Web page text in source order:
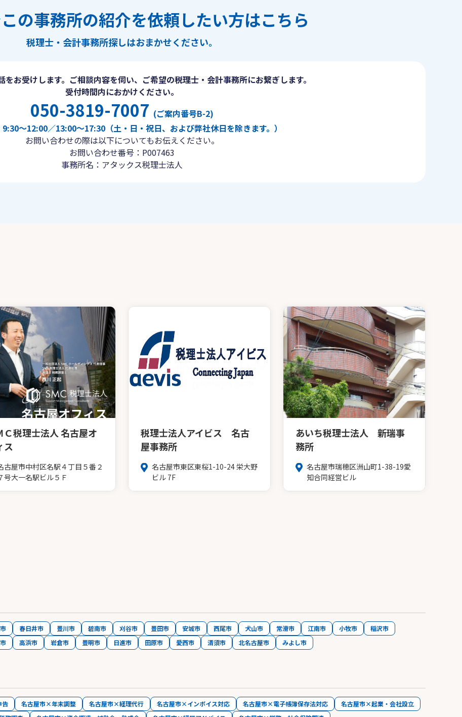
の事務所の紹介を依頼したい方はこちら
税理士・会計事務所探しはおまかせください。
をお受けします。ご相談内容を伺い、ご希望の税理士・会計事務所にお繋ぎします。
受付時間内におかけください。
050-3819-7007 (ご案内番号B-2)
〜12:00／13:00〜17:30（土・日・祝日、および弊社休日を除きます。）
お問い合わせの際は以下についてもお伝えください。
お問い合わせ番号：P007463
事務所名：アタックス税理士法人
Ｃ税理士法人 名古屋オ
ス
古屋市中村区名駅４丁目５番２
号大一名駅ビル５Ｆ
税理士法人アイビス 名古
屋事務所
名古屋市東区東桜1-10-24 栄大野
ビル 7F
あいち税理士法人 新瑞事
務所
名古屋市瑞穂区洲山町1-38-19愛
知合同経営ビル
春日井市 豊川市 碧南市 刈谷市 豊田市 安城市 西尾市 犬山市 常滑市 江南市 小牧市
稲沢市
高浜市 岩倉市 豊明市 日進市 田原市 愛西市 清須市 北名古屋市 みよし市
告 名古屋市×年末調整 名古屋市×経理代行 名古屋市×インボイス対応 名古屋市×電子帳簿保存法対応
名古屋市×起業・会社設立